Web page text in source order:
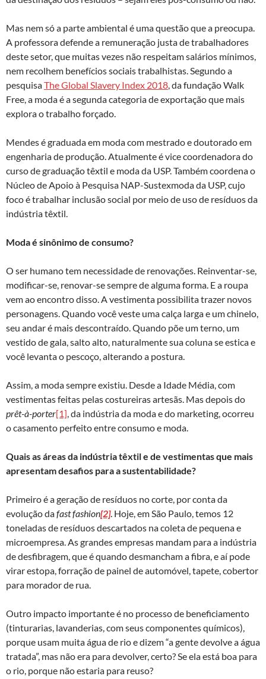
Mas nem só a parte ambiental é uma questão que a preocupa.
A professora defende a remuneração justa de trabalhadores
deste setor, que muitas vezes não respeitam salários mínimos,
nem recolhem benefícios sociais trabalhistas. Segundo a
pesquisaThe Global Slavery Index 2018, da fundação Walk
Free, a moda é a segunda categoria de exportação que mais
explora o trabalho forçado.
Mendes é graduada em moda com mestrado e doutorado em
engenharia de produção. Atualmente é vice coordenadora do
curso de graduação têxtil e moda da USP. Também coordena o
Núcleo de Apoio à Pesquisa NAP-Sustexmoda da USP, cujo
foco é trabalhar inclusão social por meio de uso de resíduos da
indústria têxtil.
Moda é sinônimo de consumo?
O ser humano tem necessidade de renovações. Reinventar-se,
modificar-se, renovar-se sempre de alguma forma. E a roupa
vem ao encontro disso. A vestimenta possibilita trazer novos
personagens. Quando você veste uma calça larga e um chinelo,
seu andar é mais descontraído. Quando põe um terno, um
vestido de gala, salto alto, naturalmente sua coluna se estica e
você levanta o pescoço, alterando a postura.
Assim, a moda sempre existiu. Desde a Idade Média, com
vestimentas feitas pelas costureiras artesãs. Mas depois do
prêt-à-porter[1], da indústria da moda e do marketing, ocorreu
o casamento perfeito entre consumo e moda.
Quais as áreas da indústria têxtil e de vestimentas que mais
apresentam desafios para a sustentabilidade?
Primeiro é a geração de resíduos no corte, por conta da
evolução dafast fashion[2]. Hoje, em São Paulo, temos 12
toneladas de resíduos descartados na coleta de pequena e
microempresa. As grandes empresas mandam para a indústria
de desfibragem, que é quando desmancham a fibra, e aí pode
virar estopa, forração de painel de automóvel, tapete, cobertor
para morador de rua.
Outro impacto importante é no processo de beneficiamento
(tinturarias, lavanderias, com seus componentes químicos),
porque usam muita água de rio e dizem “a gente devolve a água
tratada”, mas não era para devolver, certo? Se ela está boa para
o rio, porque não estaria para reuso?